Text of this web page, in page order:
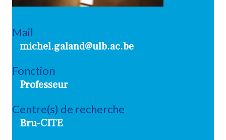
Mail
michel.galand@ulb.ac.be
Fonction
Professeur
Centre(s) de recherche
Bru-CITE